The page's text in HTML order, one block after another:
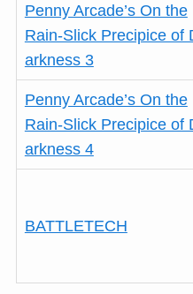
Penny Arcade’s On the
Rain-Slick Precipice of
arkness 3
Penny Arcade’s On the
Rain-Slick Precipice of
arkness 4
BATTLETECH